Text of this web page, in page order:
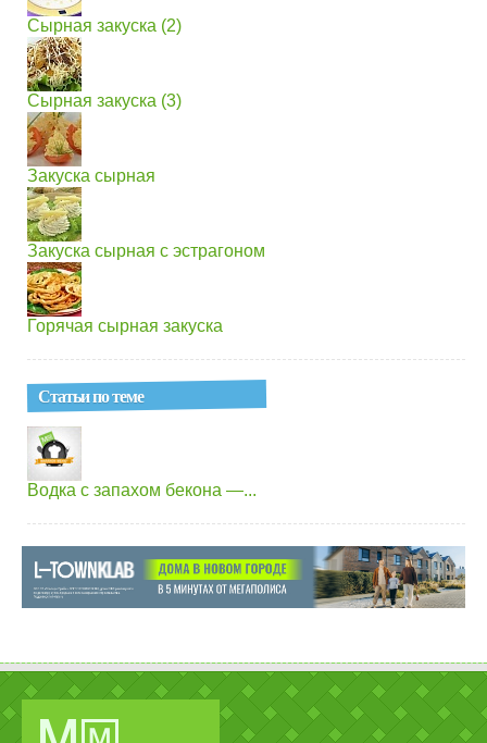
Сырная закуска (2)
Сырная закуска (3)
Закуска сырная
Закуска сырная с эстрагоном
Горячая сырная закуска
Статьи по теме
Водка с запахом бекона —...